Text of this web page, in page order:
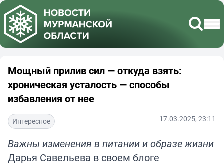
Мощный прилив сил — откуда взять:
хроническая усталость — способы
избавления от нее
Интересное 17.03.2025, 23:11
Важны изменения в питании и образе жизни
Дарья Савельева в своем блоге